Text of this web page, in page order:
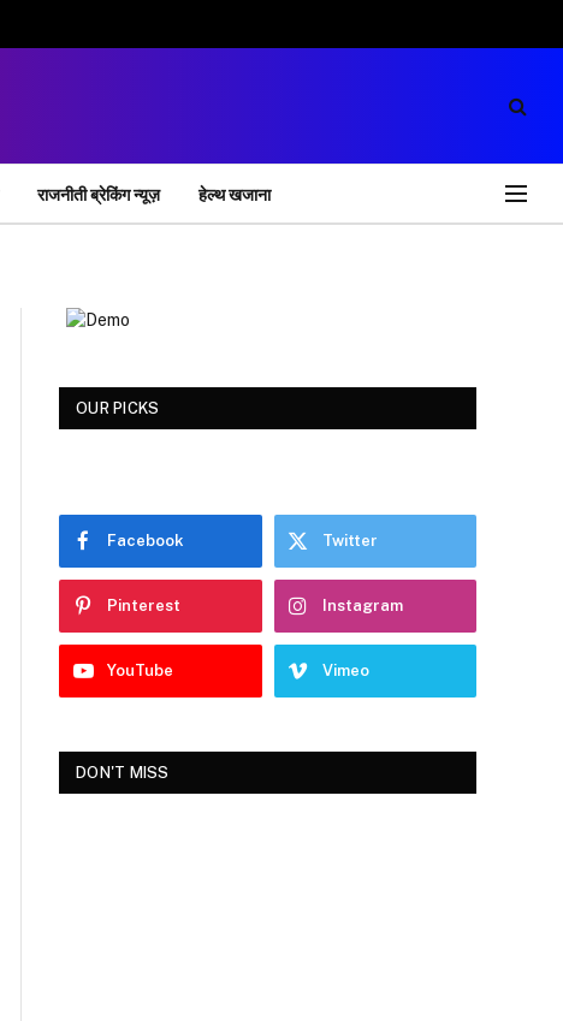
राजनीती ब्रेकिंग न्यूज़ हेल्थ खजाना
OUR PICKS
Facebook Twitter
Pinterest Instagram
YouTube Vimeo
DON'T MISS